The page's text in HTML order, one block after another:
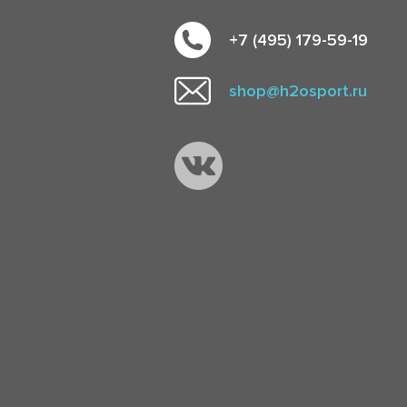
+7 (495) 179-59-19
shop@h2osport.ru